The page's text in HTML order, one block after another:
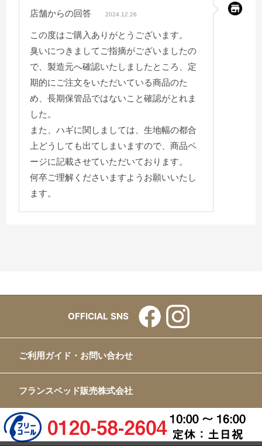
紐タイプではなく、スナップボタンなところは本当に使
い勝手が良いです。
大きいサイズなので仕方がないかもしれませんが、継ぎ
目があったのは残念でした。
肌触りはサラサラしていて心地よく、羽毛布団との相性
も今のところ良いです。
臭い問題はありましたが、まずまずな買い物が出来まし
た。
店舗からの回答 2024.12.26
この度はご購入ありがとうございます。
臭いにつきましてご指摘がございましたの
で、製造元へ確認いたしましたところ、定
期的にご注文をいただいている商品のた
め、長期保管品ではないこと確認がとれま
した。
また、ハギに関しましては、生地幅の都合
上どうしても出てしまいますので、商品ペ
ージに記載させていただいております。
何卒ご理解くださいますようお願いいたし
ます。
OFFICIAL SNS
ご利用ガイド・お問い合わせ
フランスベッド販売株式会社